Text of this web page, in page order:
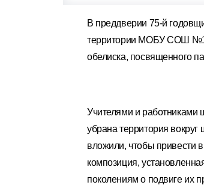
В преддверии 75-й
территории МОБУ СОШ №1
обелиска, посвященного
Учителями и работниками
убрана территория
вложили, чтобы привести
композиция,
поколениям о подвиге их